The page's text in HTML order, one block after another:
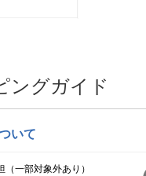
ングガイド
いて
（一部対象外あり）